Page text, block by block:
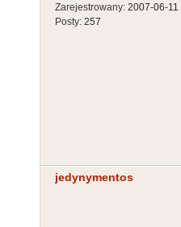
Zarejestrowany: 2007-06-11
Posty: 257
jedynymentos